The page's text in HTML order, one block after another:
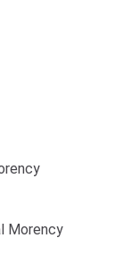
Morency